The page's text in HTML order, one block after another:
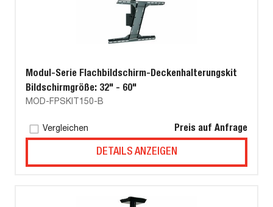
Modul-Serie Flachbildschirm-Deckenhalterungskit
Bildschirmgröße: 32" - 60"
MOD-FPSKIT150-B
Vergleichen Preis auf Anfrage
DETAILS ANZEIGEN